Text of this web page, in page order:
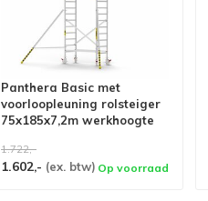
Panthera Basic met
voorloopleuning rolsteiger
75x185x7,2m werkhoogte
1.722,-
1.602,- (ex. btw) Op voorraad